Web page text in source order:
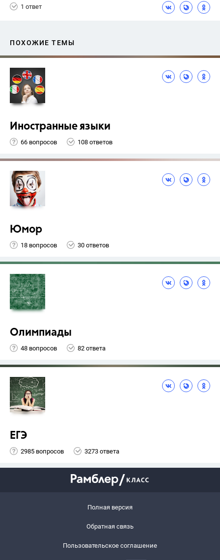
1 ответ
ПОХОЖИЕ ТЕМЫ
Иностранные языки
66 вопросов 108 ответов
Юмор
18 вопросов 30 ответов
Олимпиады
48 вопросов 82 ответа
ЕГЭ
2985 вопросов 3273 ответа
Полная версия
Обратная связь
Пользовательское соглашение